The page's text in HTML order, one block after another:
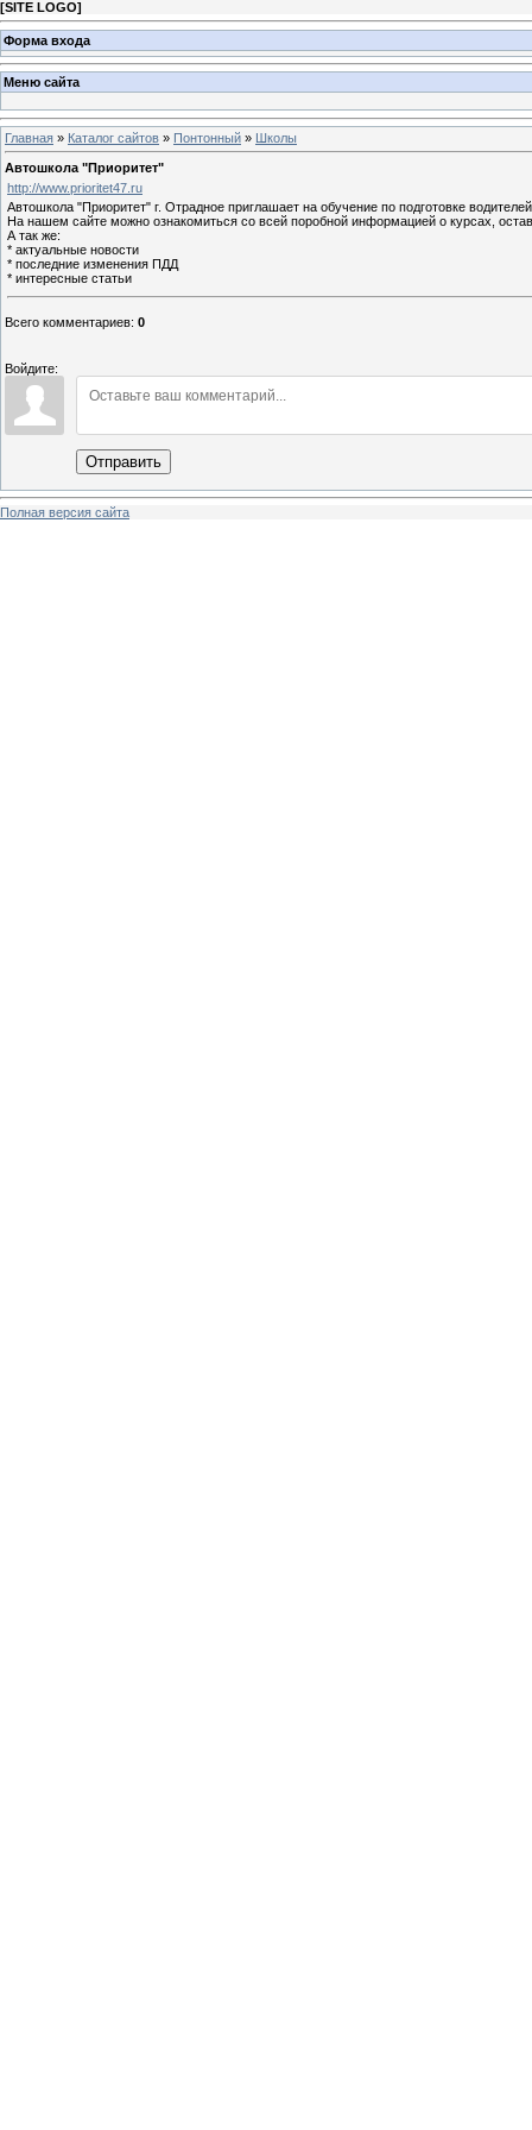
[SITE LOGO]
Форма входа
Меню сайта
Главная » Каталог сайтов » Понтонный » Школы
Автошкола "Приоритет"
http://www.prioritet47.ru
Автошкола "Приоритет" г. Отрадное приглашает на обучение по подготовке
На нашем сайте можно ознакомиться со всей поробной информацией о курсах,
А так же:
* актуальные новости
* последние изменения ПДД
* интересные статьи
Всего комментариев: 0
Войдите:
Отправить
Полная версия сайта